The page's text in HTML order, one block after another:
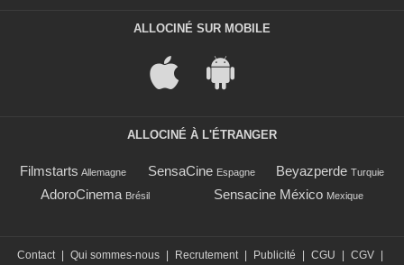
ALLOCINÉ SUR MOBILE
ALLOCINÉ À L'ÉTRANGER
Filmstarts Allemagne SensaCine Espagne Beyazperde Turquie
AdoroCinema Brésil Sensacine México Mexique
Contact Qui sommes-nous Recrutement Publicité CGU CGV